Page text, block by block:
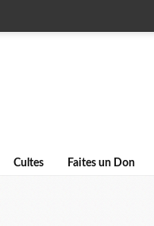
Cultes Faites un Don